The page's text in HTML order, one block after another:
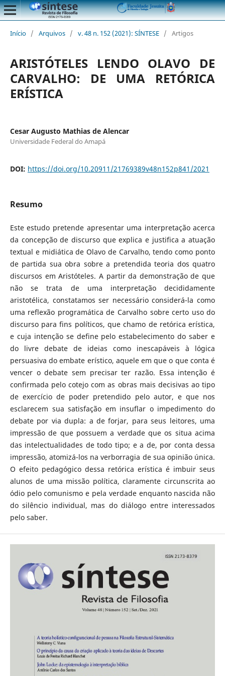
Início / Arquivos / v. 48 n. 152 (2021): SÍNTESE / Artigos
ARISTÓTELES LENDO OLAVO DE
CARVALHO: DE UMA RETÓRICA
ERÍSTICA
Cesar Augusto Mathias de Alencar
Universidade Federal do Amapá
DOI: https://doi.org/10.20911/21769389v48n152p841/2021
Resumo
Este estudo pretende apresentar uma interpretação acerca
da concepção de discurso que explica e justifica a atuação
textual e midiática de Olavo de Carvalho, tendo como ponto
de partida sua obra sobre a pretendida teoria dos quatro
discursos em Aristóteles. A partir da demonstração de que
não se trata de uma interpretação decididamente
aristotélica, constatamos ser necessário considerá-la como
uma reflexão programática de Carvalho sobre certo uso do
discurso para fins políticos, que chamo de retórica erística,
e cuja intenção se define pelo estabelecimento do saber e
do livre debate de ideias como inescapáveis à lógica
persuasiva do embate erístico, aquele em que o que conta é
vencer o debate sem precisar ter razão. Essa intenção é
confirmada pelo cotejo com as obras mais decisivas ao tipo
de exercício de poder pretendido pelo autor, e que nos
esclarecem sua satisfação em insuflar o impedimento do
debate por via dupla: a de forjar, para seus leitores, uma
impressão de que possuem a verdade que os situa acima
das intelectualidades de todo tipo; e a de, por conta dessa
impressão, atomizá-los na verborragia de sua opinião única.
O efeito pedagógico dessa retórica erística é imbuir seus
alunos de uma missão política, claramente circunscrita ao
ódio pelo comunismo e pela verdade enquanto nascida não
do silêncio individual, mas do diálogo entre interessados
pelo saber.